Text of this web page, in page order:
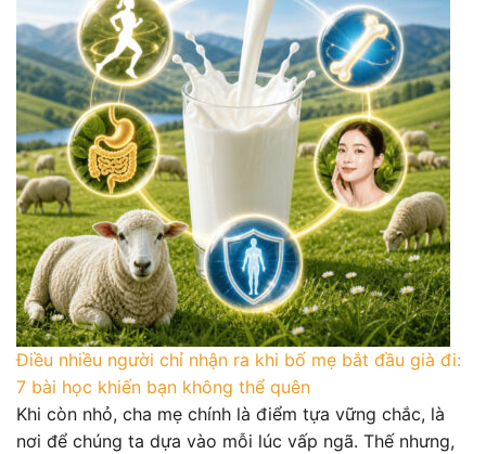
Điều nhiều người chỉ nhận ra khi bố mẹ bắt đầu già đi:
7 bài học khiến bạn không thể quên
Khi còn nhỏ, cha mẹ chính là điểm tựa vững chắc, là
nơi để chúng ta dựa vào mỗi lúc vấp ngã. Thế nhưng,